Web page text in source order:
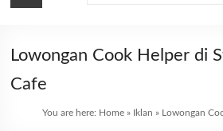
Lowongan Cook Helper di
Cafe
You are here: Home» Iklan » Lowongan